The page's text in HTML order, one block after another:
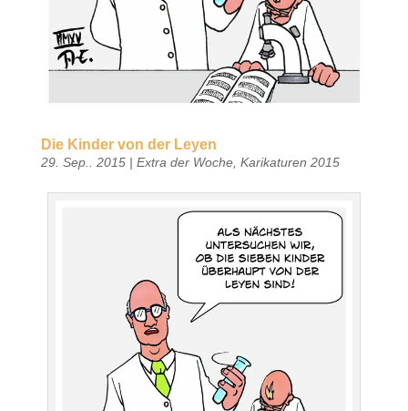
Die Kinder von der Leyen
29. Sep.. 2015| Extra der Woche, Karikaturen 2015